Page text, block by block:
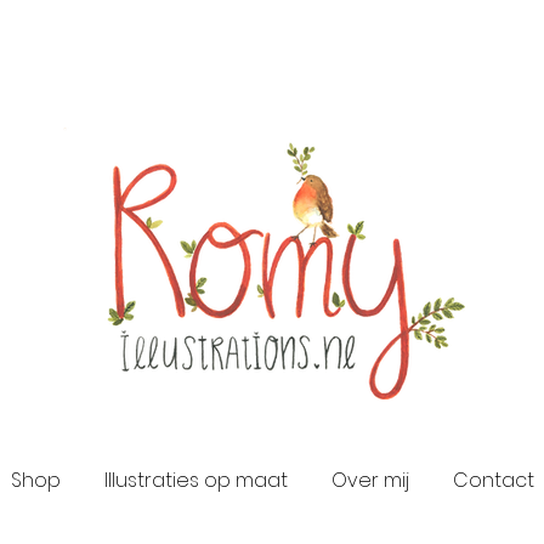
Shop Illustraties op maat Over mij Contact